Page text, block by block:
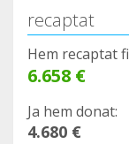
recaptat
Hem recaptat
6.658 €
Ja hem donat:
4.680 €